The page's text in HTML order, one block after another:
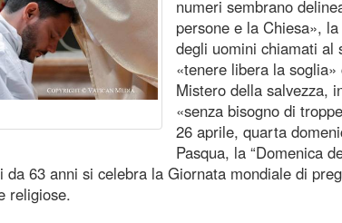
numeri sembrano
persone e la Chiesa»,
degli uomini chiamati al
«tenere libera la
Mistero della salvezza,
«senza bisogno di
26 aprile, quarta
Pasqua, la “Domenica
da 63 anni si celebra la Giornata mondiale di
religiose.